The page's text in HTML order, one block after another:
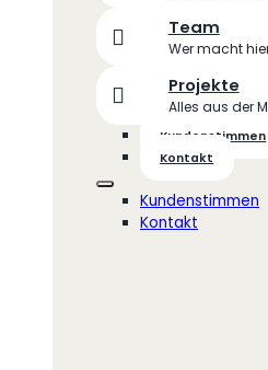
Team
Wer macht
Projekte
Alles aus der
Kundenstimmen
Kontakt
Kundenstimmen
Kontakt